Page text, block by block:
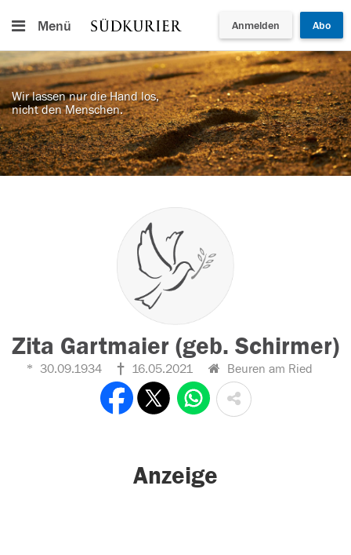
Menü Anmelden Abo
Wir lassen nur die Hand los,
nicht den Menschen.
Zita Gartmaier (geb. Schirmer)
30.09.1934 16.05.2021 Beuren am Ried
Anzeige